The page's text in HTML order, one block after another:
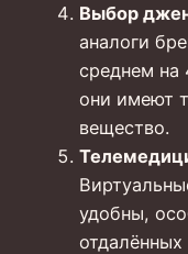
Выбор
аналоги
среднем на
они имеют
вещество.
удобны,